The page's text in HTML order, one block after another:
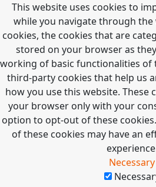
This website uses cookies to
while you navigate through
cookies, the cookies that are
stored on your browser as
working of basic functionalities of
third-party cookies that help us
how you use this website. These
your browser only with your
option to opt-out of these
of these cookies may have an
Necessary